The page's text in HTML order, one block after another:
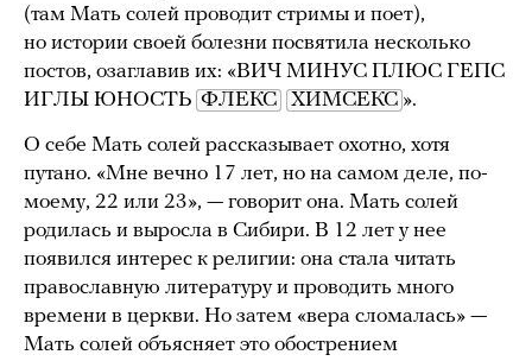
(там Мать солей проводит стримы и поет),
но истории своей болезни посвятила несколько
постов, озаглавив их: «ВИЧ МИНУС ПЛЮС ГЕПС
ИГЛЫ ЮНОСТЬ ФЛЕКС ХИМСЕКС ».
О себе Мать солей рассказывает охотно, хотя
путано. «Мне вечно 17 лет, но на самом деле, по-
моему, 22 или 23», — говорит она. Мать солей
родилась и выросла в Сибири. В 12 лет у нее
появился интерес к религии: она стала читать
православную литературу и проводить много
времени в церкви. Но затем «вера сломалась» —
Мать солей объясняет это обострением